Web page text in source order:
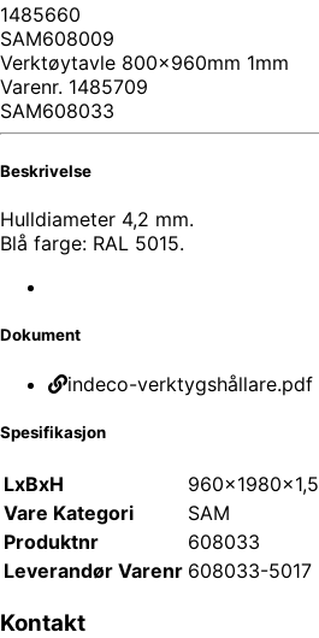
1485660
SAM608009
Verktøytavle 800x960mm 1mm
Varenr. 1485709
SAM608033
Beskrivelse
Hulldiameter 4,2 mm.
Blå farge: RAL 5015.
Dokument
indeco-verktygshållare.pdf
Spesifikasjon
LxBxH
960x1980x1,5
Vare Kategori
SAM
Produktnr
608033
Leverandør Varenr 608033-5017
Kontakt